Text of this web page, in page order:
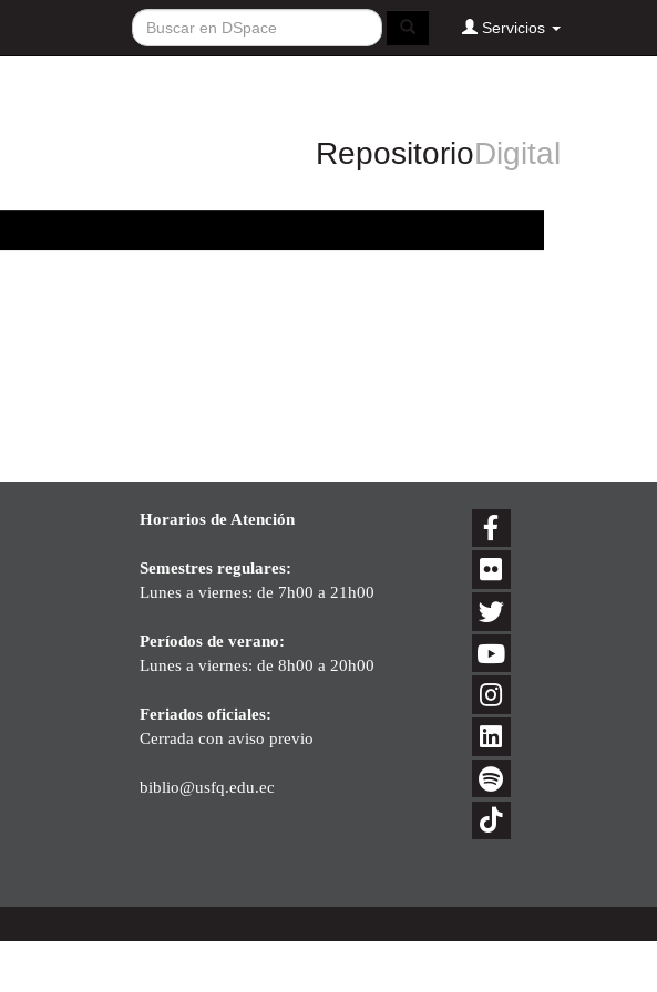
Servicios
RepositorioDigital
Horarios de Atención
Semestres regulares:
Lunes a viernes: de 7h00 a 21h00
Períodos de verano:
Lunes a viernes: de 8h00 a 20h00
Feriados oficiales:
Cerrada con aviso previo
biblio@usfq.edu.ec